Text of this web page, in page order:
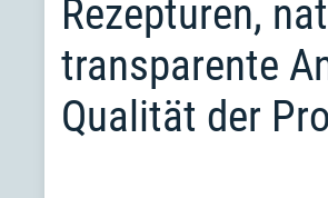
Rezepturen,
transparente
Qualität der